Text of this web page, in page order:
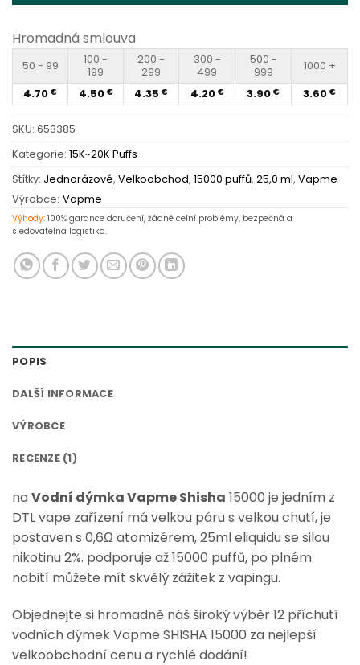
Hromadná smlouva
50 - 99
100 -
199
200 -
299
300 -
499
500 -
999
1000 +
4.70 € 4.50 € 4.35 € 4.20 € 3.90 € 3.60 €
SKU: 653385
Kategorie: 15K~20K Puffs
Štítky: Jednorázové, Velkoobchod, 15000 puffů, 25,0 ml, Vapme
Výrobce: Vapme
Výhody: 100% garance doručení, žádné celní problémy, bezpečná a
sledovatelná logistika.
POPIS
DALŠÍ INFORMACE
VÝROBCE
RECENZE (1)
naVodní dýmka Vapme Shisha 15000 je jedním z
DTL vape zařízení má velkou páru s velkou chutí, je
postaven s 0,6Ω atomizérem, 25ml eliquidu se silou
nikotinu 2%. podporuje až 15000 puffů, po plném
nabití můžete mít skvělý zážitek z vapingu.
Objednejte si hromadně náš široký výběr 12 příchutí
vodních dýmek Vapme SHISHA 15000 za nejlepší
velkoobchodní cenu a rychlé dodání!